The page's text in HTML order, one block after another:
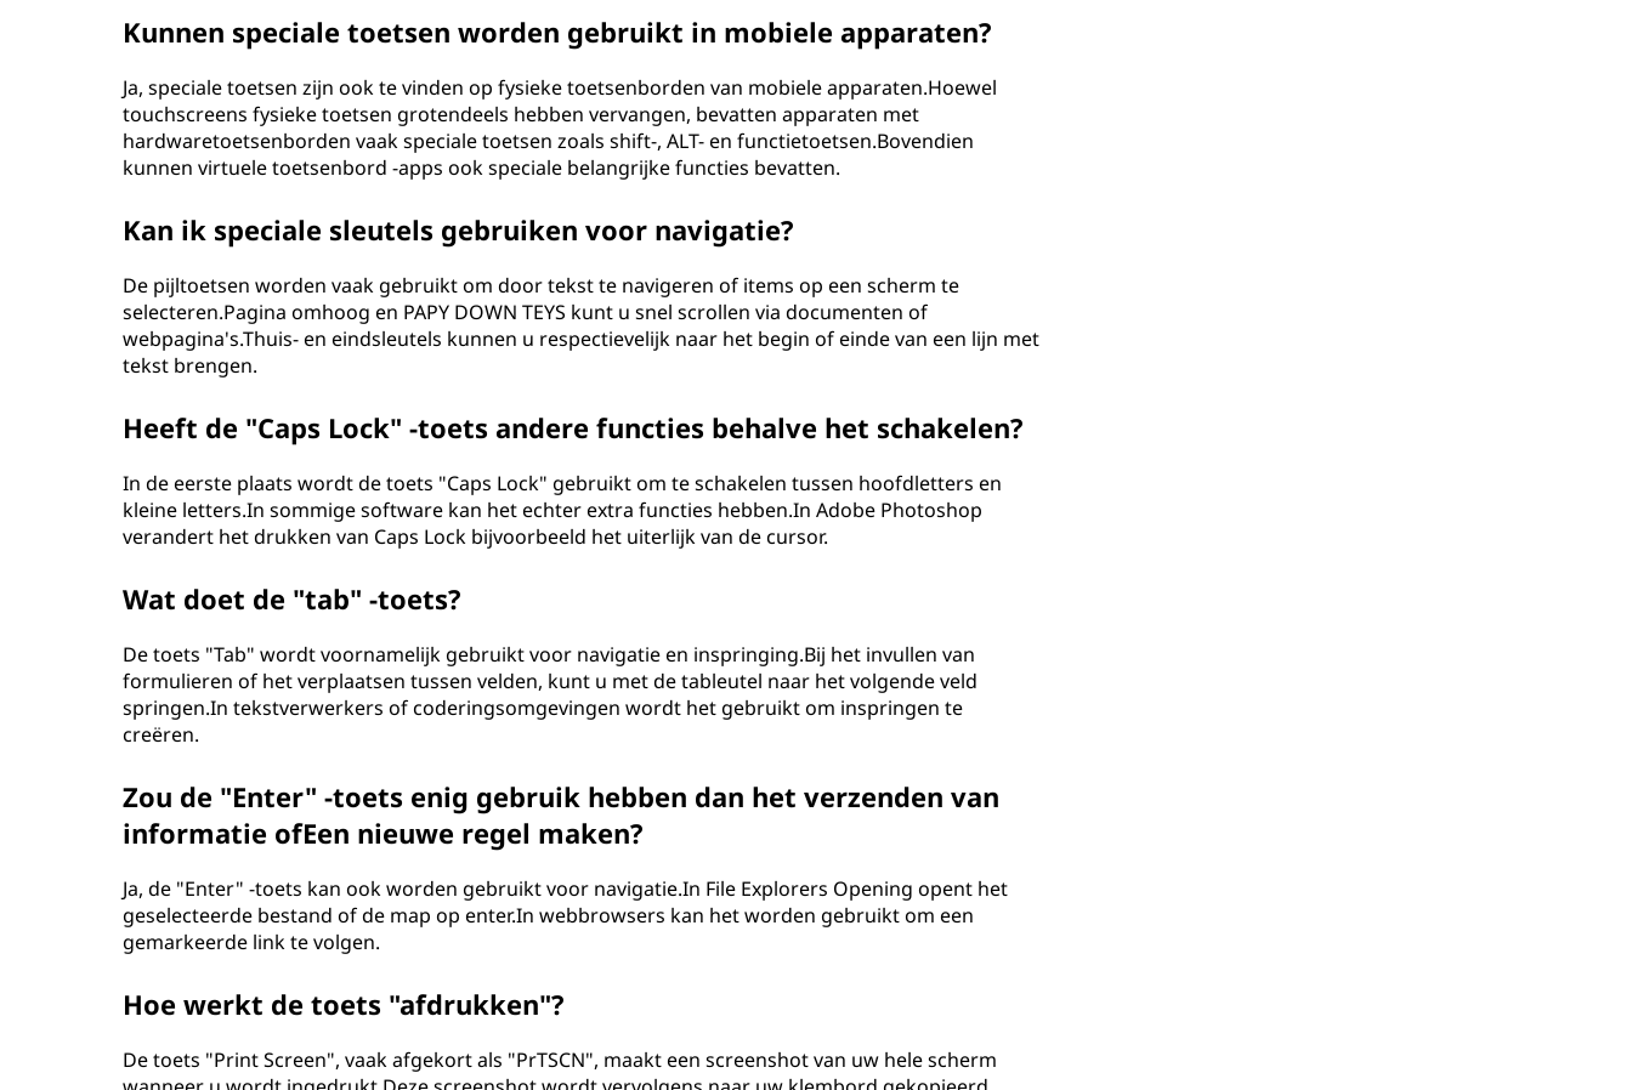
Kunnen speciale toetsen worden gebruikt in mobiele apparaten?
Ja, speciale toetsen zijn ook te vinden op fysieke toetsenborden van mobiele apparaten.Hoewel
touchscreens fysieke toetsen grotendeels hebben vervangen, bevatten apparaten met
hardwaretoetsenborden vaak speciale toetsen zoals shift-, ALT- en functietoetsen.Bovendien
kunnen virtuele toetsenbord -apps ook speciale belangrijke functies bevatten.
Kan ik speciale sleutels gebruiken voor navigatie?
De pijltoetsen worden vaak gebruikt om door tekst te navigeren of items op een scherm te
selecteren.Pagina omhoog en PAPY DOWN TEYS kunt u snel scrollen via documenten of
webpagina's.Thuis- en eindsleutels kunnen u respectievelijk naar het begin of einde van een lijn met
tekst brengen.
Heeft de "Caps Lock" -toets andere functies behalve het schakelen?
In de eerste plaats wordt de toets "Caps Lock" gebruikt om te schakelen tussen hoofdletters en
kleine letters.In sommige software kan het echter extra functies hebben.In Adobe Photoshop
verandert het drukken van Caps Lock bijvoorbeeld het uiterlijk van de cursor.
Wat doet de "tab" -toets?
De toets "Tab" wordt voornamelijk gebruikt voor navigatie en inspringing.Bij het invullen van
formulieren of het verplaatsen tussen velden, kunt u met de tableutel naar het volgende veld
springen.In tekstverwerkers of coderingsomgevingen wordt het gebruikt om inspringen te
creëren.
Zou de "Enter" -toets enig gebruik hebben dan het verzenden van
informatie ofEen nieuwe regel maken?
Ja, de "Enter" -toets kan ook worden gebruikt voor navigatie.In File Explorers Opening opent het
geselecteerde bestand of de map op enter.In webbrowsers kan het worden gebruikt om een ​​
gemarkeerde link te volgen.
Hoe werkt de toets "afdrukken"?
De toets "Print Screen", vaak afgekort als "PrTSCN", maakt een screenshot van uw hele scherm